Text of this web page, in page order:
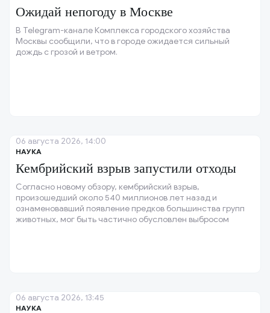
Ожидай непогоду в Москве
В Telegram-канале Комплекса городского хозяйства
Москвы сообщили, что в городе ожидается сильный
дождь с грозой и ветром.
НАУКА
Кембрийский взрыв запустили отходы
Согласно новому обзору, кембрийский взрыв,
произошедший около 540 миллионов лет назад и
ознаменовавший появление предков большинства групп
животных, мог быть частично обусловлен выбросом
06 августа 2026, 14:00
НАУКА
06 августа 2026, 13:45